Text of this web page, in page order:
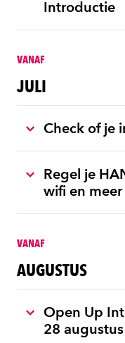
Introductie
VANAF
JULI
Check of je
Regel je
wifi en meer
VANAF
AUGUSTUS
Open Up
28 augustus